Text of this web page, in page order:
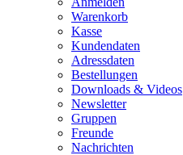
Warenkorb
Kasse
Kundendaten
Adressdaten
Bestellungen
Downloads & Videos
Newsletter
Gruppen
Freunde
Nachrichten